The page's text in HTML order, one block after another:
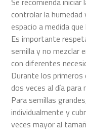
controlar la
espacio a medida
Es importante
semilla y no mezclar
con diferentes
Durante los primeros
dos veces al día
Para semillas
individualmente y
veces mayor al